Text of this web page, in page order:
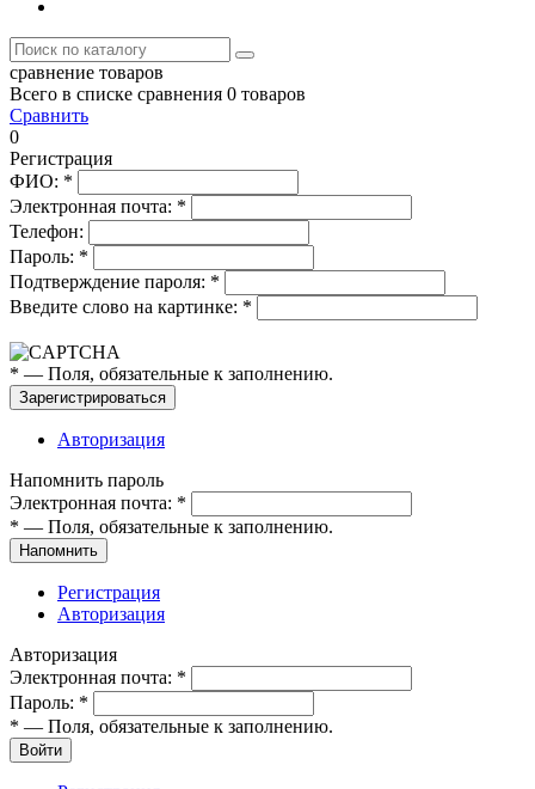
сравнение товаров
Всего в списке сравнения 0 товаров
Сравнить
0
Регистрация
ФИО: *
Электронная почта: *
Телефон:
Пароль: *
Подтверждение пароля: *
Введите слово на картинке: *
* — Поля, обязательные к заполнению.
Зарегистрироваться
Авторизация
Напомнить пароль
Электронная почта: *
* — Поля, обязательные к заполнению.
Напомнить
Регистрация
Авторизация
Авторизация
Электронная почта: *
Пароль: *
* — Поля, обязательные к заполнению.
Войти